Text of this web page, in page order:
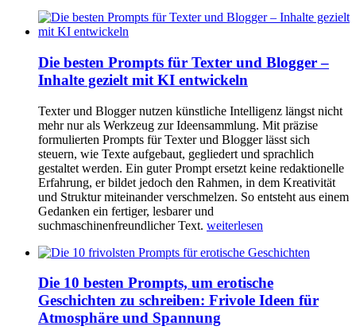
Die besten Prompts für Texter und Blogger –
Inhalte gezielt mit KI entwickeln
Texter und Blogger nutzen künstliche Intelligenz längst nicht
mehr nur als Werkzeug zur Ideensammlung. Mit präzise
formulierten Prompts für Texter und Blogger lässt sich
steuern, wie Texte aufgebaut, gegliedert und sprachlich
gestaltet werden. Ein guter Prompt ersetzt keine redaktionelle
Erfahrung, er bildet jedoch den Rahmen, in dem Kreativität
und Struktur miteinander verschmelzen. So entsteht aus einem
Gedanken ein fertiger, lesbarer und
suchmaschinenfreundlicher Text. weiterlesen
Die 10 besten Prompts, um erotische
Geschichten zu schreiben: Frivole Ideen für
Atmosphäre und Spannung